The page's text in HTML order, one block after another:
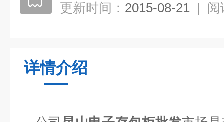
更新时间： 2015-08-21 | 阅
详情介绍